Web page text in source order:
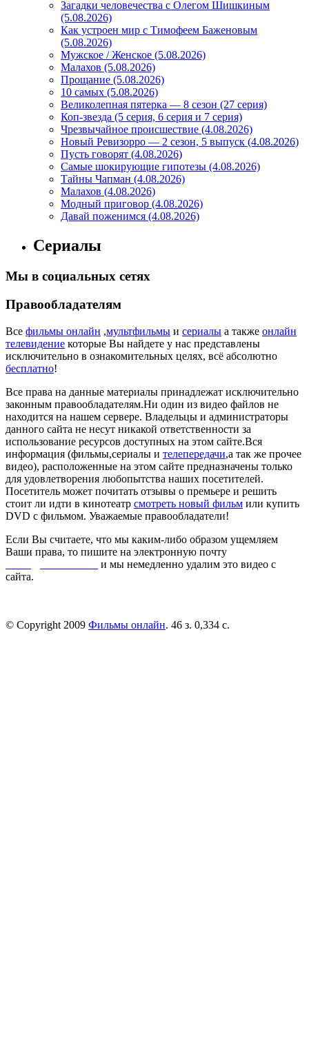
Загадки человечества с Олегом Шишкиным
(5.08.2026)
Как устроен мир с Тимофеем Баженовым
(5.08.2026)
Мужское / Женское (5.08.2026)
Малахов (5.08.2026)
Прощание (5.08.2026)
10 самых (5.08.2026)
Великолепная пятерка — 8 сезон (27 серия)
Коп-звезда (5 серия, 6 серия и 7 серия)
Чрезвычайное происшествие (4.08.2026)
Новый Ревизорро — 2 сезон, 5 выпуск (4.08.2026)
Пусть говорят (4.08.2026)
Самые шокирующие гипотезы (4.08.2026)
Тайны Чапман (4.08.2026)
Малахов (4.08.2026)
Модный приговор (4.08.2026)
Давай поженимся (4.08.2026)
Сериалы
Мы в социальных сетях
Правообладателям
Все фильмы онлайн ,мультфильмы и сериалы а также онлайн
телевидение которые Вы найдете у нас представлены
исключительно в ознакомительных целях, всё абсолютно
бесплатно!
Все права на данные материалы принадлежат исключительно
законным правообладателям.Ни один из видео файлов не
находится на нашем сервере. Владельцы и администраторы
данного сайта не несут никакой ответственности за
использование ресурсов доступных на этом сайте.Вся
информация (фильмы,сериалы и телепередачи,а так же прочее
видео), расположенные на этом сайте предназначены только
для удовлетворения любопытства наших посетителей.
Посетитель может почитать отзывы о премьере и решить
стоит ли идти в кинотеатр смотреть новый фильм или купить
DVD с фильмом. Уважаемые правообладатели!
Если Вы считаете, что мы каким-либо образом ущемляем
Ваши права, то пишите на электронную почту
и мы немедленно удалим это видео с
сайта.
© Copyright 2009 Фильмы онлайн. 46 з. 0,334 с.